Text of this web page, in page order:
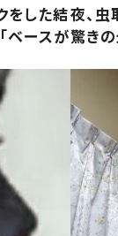
をした結
ベースが
夜、
驚きの